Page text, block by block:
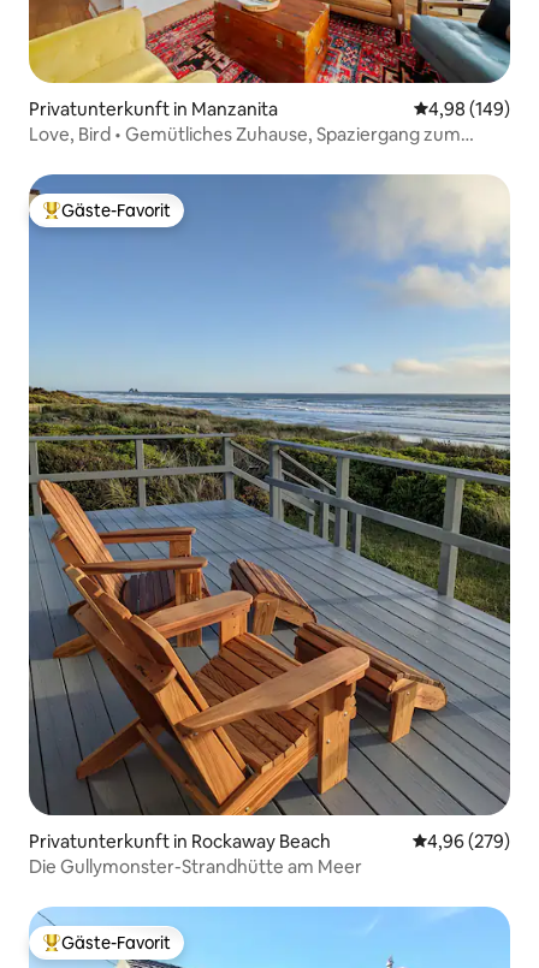
Privatunterkunft in Manzanita
4,98 (149)
Love, Bird • Gemütliches Zuhause, Spaziergang zum
Beliebter Gäste-Favorit.
Gäste-Favorit
Privatunterkunft in Rockaway Beach
4,96 (279)
Die Gullymonster-Strandhütte am Meer
Beliebter Gäste-Favorit.
Gäste-Favorit